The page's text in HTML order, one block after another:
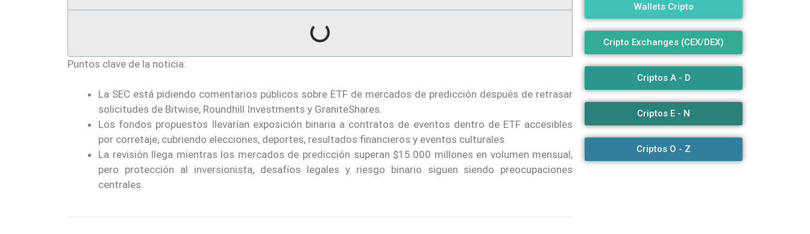
Puntos clave de la noticia:
La SEC está pidiendo comentarios públicos sobre ETF de mercados de predicción después de retrasar
solicitudes de Bitwise, Roundhill Investments y GraniteShares.
Los fondos propuestos llevarían exposición binaria a contratos de eventos dentro de ETF accesibles
por corretaje, cubriendo elecciones, deportes, resultados financieros y eventos culturales.
La revisión llega mientras los mercados de predicción superan $15.000 millones en volumen mensual,
pero protección al inversionista, desafíos legales y riesgo binario siguen siendo preocupaciones
centrales.
Wallets Cripto
Cripto Exchanges (CEX/DEX)
Criptos A - D
Criptos E - N
Criptos O - Z